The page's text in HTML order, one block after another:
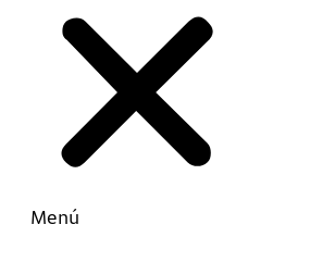
Menú